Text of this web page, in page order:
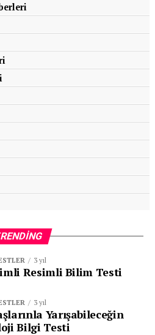
3 yıl
Resimli Bilim Testi
3 yıl
Yarışabileceğin
Bilgi Testi